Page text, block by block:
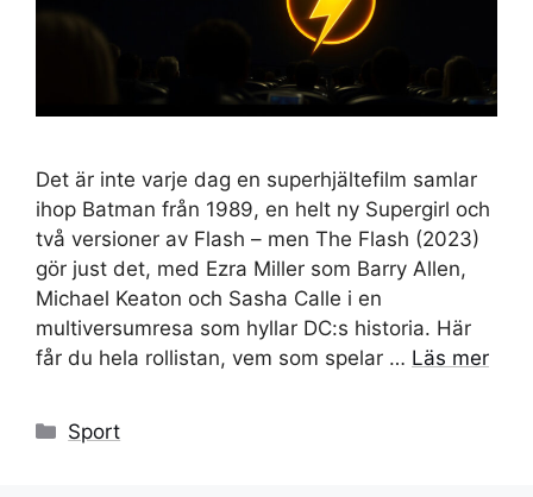
Det är inte varje dag en superhjältefilm samlar
ihop Batman från 1989, en helt ny Supergirl och
två versioner av Flash – men The Flash (2023)
gör just det, med Ezra Miller som Barry Allen,
Michael Keaton och Sasha Calle i en
multiversumresa som hyllar DC:s historia. Här
får du hela rollistan, vem som spelar … Läs mer
Kategorier
Sport